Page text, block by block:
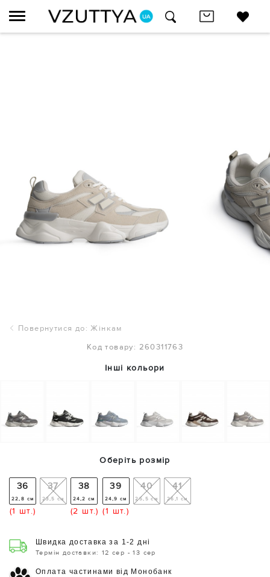
Повернутися до: Жінкам
Код товару: 260311763
Інші кольори
Оберіть розмір
36
22,8 см
(1 шт.)
37
23,5 см
38
24,2 см
(2 шт.)
39
24,9 см
(1 шт.)
40
25,5 см
41
26,1 см
Швидка доставка за 1-2 дні
Термін доставки: 12 сер - 13 сер
Оплата частинами від Монобанк